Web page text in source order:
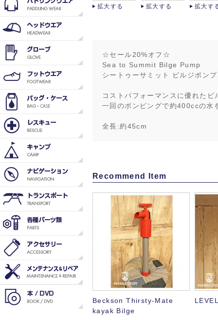
拡大する 拡大する 拡大す
☆セール20%オフ☆
Sea to Summit Bilge Pump
シートゥーサミット ビルジポンプ
コストパフォーマンスに優れたビ
一回のポンピングで約400ccの水
全長:約45cm
Recommend Item
Beckson Thirsty-Mate
kayak Bilge